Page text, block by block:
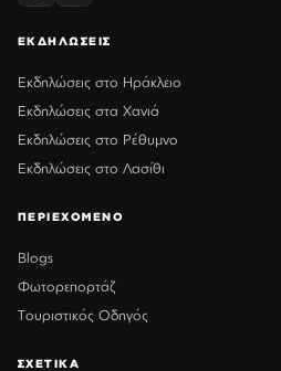
ΕΚΔΗΛΩΣΕΙΣ
Εκδηλώσεις στο Ηράκλειο
Εκδηλώσεις στα Χανιά
Εκδηλώσεις στο Ρέθυμνο
Εκδηλώσεις στο Λασίθι
ΠΕΡΙΕΧΟΜΕΝΟ
Blogs
Φωτορεπορτάζ
Τουριστικός Οδηγός
ΣΧΕΤΙΚΑ